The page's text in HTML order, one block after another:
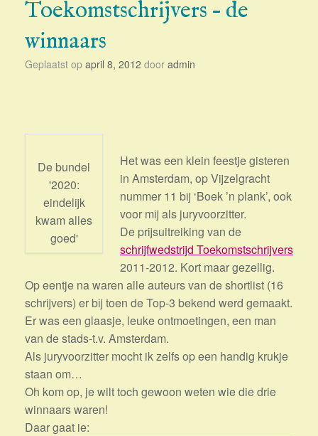
Toekomstschrijvers – de
winnaars
Geplaatst op april 8, 2012 door admin
De bundel
'2020:
eindelijk
kwam alles
goed'
Het was een klein feestje gisteren
in Amsterdam, op Vijzelgracht
nummer 11 bij ‘Boek ’n plank’, ook
voor mij als juryvoorzitter.
De prijsuitreiking van de
schrijfwedstrijd Toekomstschrijvers
2011-2012. Kort maar gezellig.
Op eentje na waren alle auteurs van de shortlist (16
schrijvers) er bij toen de Top-3 bekend werd gemaakt.
Er was een glaasje, leuke ontmoetingen, een man
van de stads-t.v. Amsterdam.
Als juryvoorzitter mocht ik zelfs op een handig krukje
staan om…
Oh kom op, je wilt toch gewoon weten wie die drie
winnaars waren!
Daar gaat ie: